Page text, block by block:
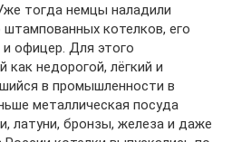
тогда немцы наладили
котелков, его
офицер. Для этого
как недорогой, лёгкий и
в промышленности в
металлическая посуда
латуни, бронзы, железа и даже